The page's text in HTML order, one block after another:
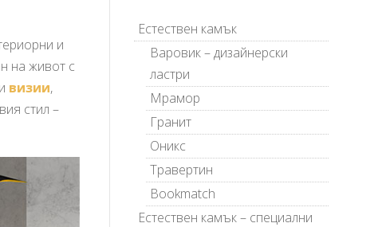
и
на живот с
и визии,
стил –
Естествен камък
Варовик – дизайнерски
ластри
Мрамор
Гранит
Оникс
Травертин
Bookmatch
Естествен камък – специални